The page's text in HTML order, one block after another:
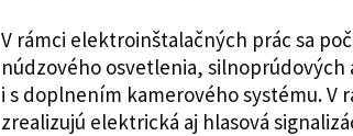
V rámci elektroinštalačných prác sa
núdzového osvetlenia,
i s doplnením kamerového systému. V
zrealizujú elektrická aj hlasová